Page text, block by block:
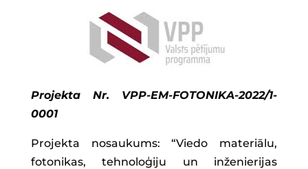
Projekta Nr. VPP-EM-FOTONIKA-2022/1-
0001
Projekta nosaukums: “Viedo materiālu,
fotonikas, tehnoloģiju un inženierijas